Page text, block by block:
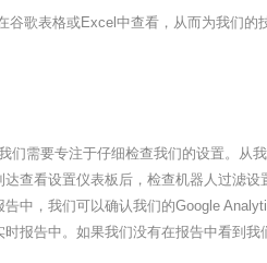
歌表格或Excel中查看，从而为我们的
需要专注于仔细检查我们的设置。从
看设置仪表板后，检查机器人过滤设
中，我们可以确认我们的Google
报告中。如果我们没有在报告中看到我